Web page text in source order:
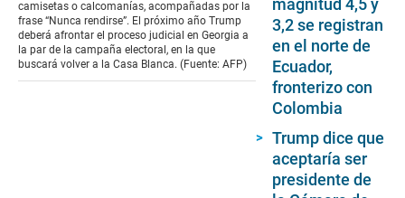
camisetas o calcomanías, acompañadas por la
frase “Nunca rendirse”. El próximo año Trump
deberá afrontar el proceso judicial en Georgia a
la par de la campaña electoral, en la que
buscará volver a la Casa Blanca. (Fuente: AFP)
magnitud 4,5 y
3,2 se registran
en el norte de
Ecuador,
fronterizo con
Colombia
Trump dice que
aceptaría ser
presidente de